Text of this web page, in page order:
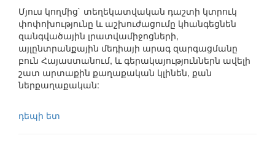
Մյուս կողմից` տեղեկատվական դաշտի կտրուկ
փոփոխությունը և աշխուժացումը կհանգեցնեն
զանգվածային լրատվամիջոցների,
այլընտրանքային մեդիայի արագ զարգացմանը
բուն Հայաստանում, և գերակայություններն ավելի
շատ արտաքին քաղաքական կլինեն, քան
ներքաղաքական:
դեպի ետ